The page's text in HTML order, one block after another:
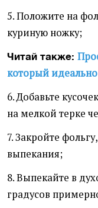
5. Положите на
куриную ножку;
Читай также:
который
6. Добавьте
на мелкой терке
7. Закройте
выпекания;
8. Выпекайте в
градусов